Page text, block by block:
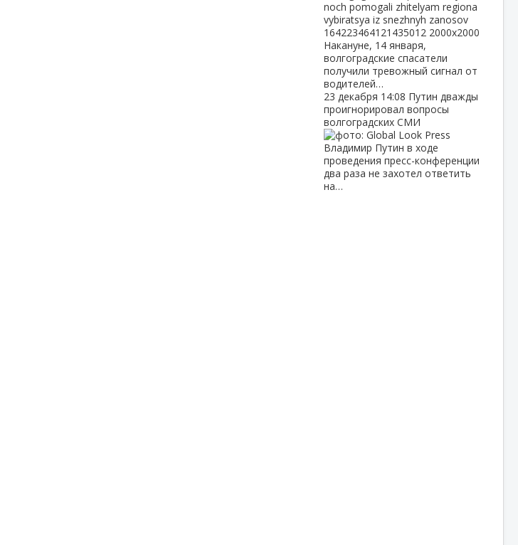
Накануне, 14 января,
волгоградские спасатели
получили тревожный сигнал от
водителей…
23 декабря 14:08 Путин дважды
проигнорировал вопросы
волгоградских СМИ
Владимир Путин в ходе
проведения пресс-конференции
два раза не захотел ответить
на…